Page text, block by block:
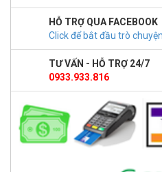
HỖ TRỢ QUA FACEBOOK
Click để bắt đầu trò chuyện
TƯ VẤN - HỖ TRỢ 24/7
0933.933.816